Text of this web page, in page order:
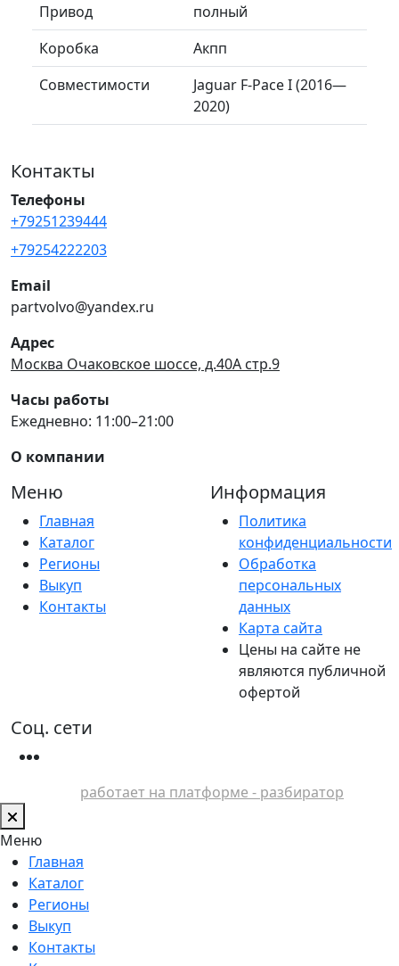
Привод
полный
Коробка
Акпп
Совместимости
Jaguar F-Pace I (2016—
2020)
Контакты
Телефоны
+79251239444
+79254222203
Email
partvolvo@yandex.ru
Адрес
Москва Очаковское шоссе, д.40А стр.9
Часы работы
Ежедневно: 11:00–21:00
О компании
Меню
Главная
Каталог
Регионы
Выкуп
Контакты
Информация
Политика
конфиденциальности
Обработка
персональных
данных
Карта сайта
Цены на сайте не
являются публичной
офертой
Соц. сети
работает на платформе - разбиратор
Меню
Главная
Каталог
Регионы
Выкуп
Контакты